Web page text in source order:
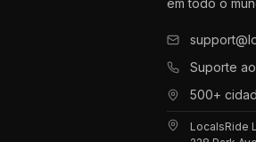
em todo o
Suporte
500+
LocalsRide